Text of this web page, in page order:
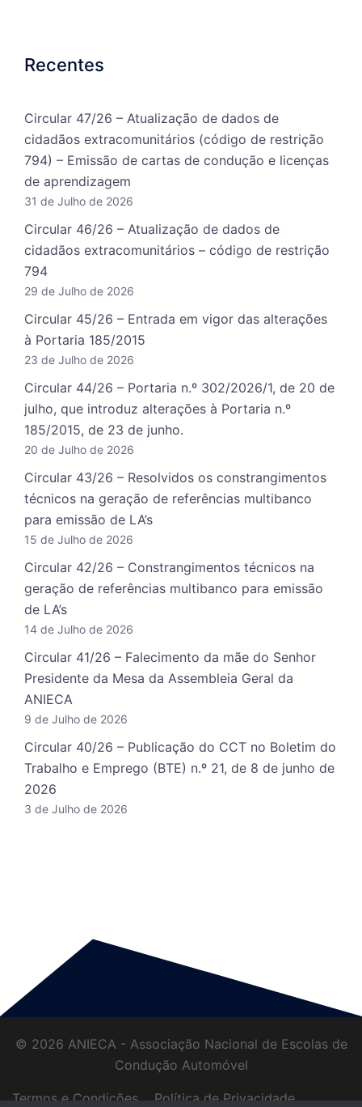
Recentes
Circular 47/26 – Atualização de dados de
cidadãos extracomunitários (código de restrição
794) – Emissão de cartas de condução e licenças
de aprendizagem
31 de Julho de 2026
Circular 46/26 – Atualização de dados de
cidadãos extracomunitários – código de restrição
794
29 de Julho de 2026
Circular 45/26 – Entrada em vigor das alterações
à Portaria 185/2015
23 de Julho de 2026
Circular 44/26 – Portaria n.º 302/2026/1, de 20 de
julho, que introduz alterações à Portaria n.º
185/2015, de 23 de junho.
20 de Julho de 2026
Circular 43/26 – Resolvidos os constrangimentos
técnicos na geração de referências multibanco
para emissão de LA’s
15 de Julho de 2026
Circular 42/26 – Constrangimentos técnicos na
geração de referências multibanco para emissão
de LA’s
14 de Julho de 2026
Circular 41/26 – Falecimento da mãe do Senhor
Presidente da Mesa da Assembleia Geral da
ANIECA
9 de Julho de 2026
Circular 40/26 – Publicação do CCT no Boletim do
Trabalho e Emprego (BTE) n.º 21, de 8 de junho de
2026
3 de Julho de 2026
© 2026 ANIECA - Associação Nacional de Escolas de
Condução Automóvel
Termos e Condições Política de Privacidade